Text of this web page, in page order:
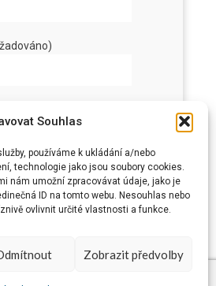
Souhlas
používáme k ukládání a/nebo
technologie jako jsou soubory cookies.
nám umožní zpracovávat údaje, jako je
ID na tomto webu. Nesouhlas nebo
ovlivnit určité vlastnosti a funkce.
Zobrazit předvolby